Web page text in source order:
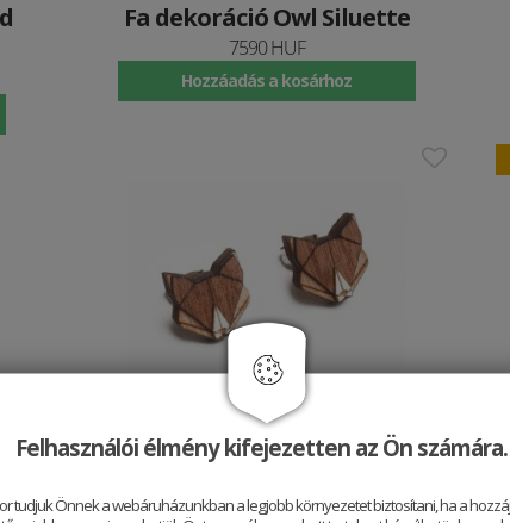
Fa dekoráció Owl Siluette
7590 HUF
Hozzáadás a kosárhoz
Fa fülbevaló Fox Earrings
5990 HUF
Felhasználói élmény kifejezetten az Ön
tudjuk Önnek a webáruházunkban a legjobb környezetet biztosítani, ha a